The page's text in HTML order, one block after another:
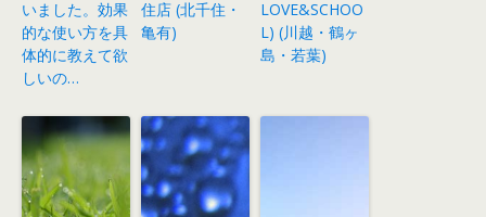
いました。効果
的な使い方を具
体的に教えて欲
しいの…
住店 (北千住・
亀有)
LOVE&SCHOO
L) (川越・鶴ヶ
島・若葉)